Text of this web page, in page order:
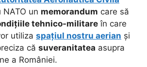
un memorandum care să
tehnico-militare în care
utiliza spațiul nostru aerian și
că suveranitatea asupra
a României.